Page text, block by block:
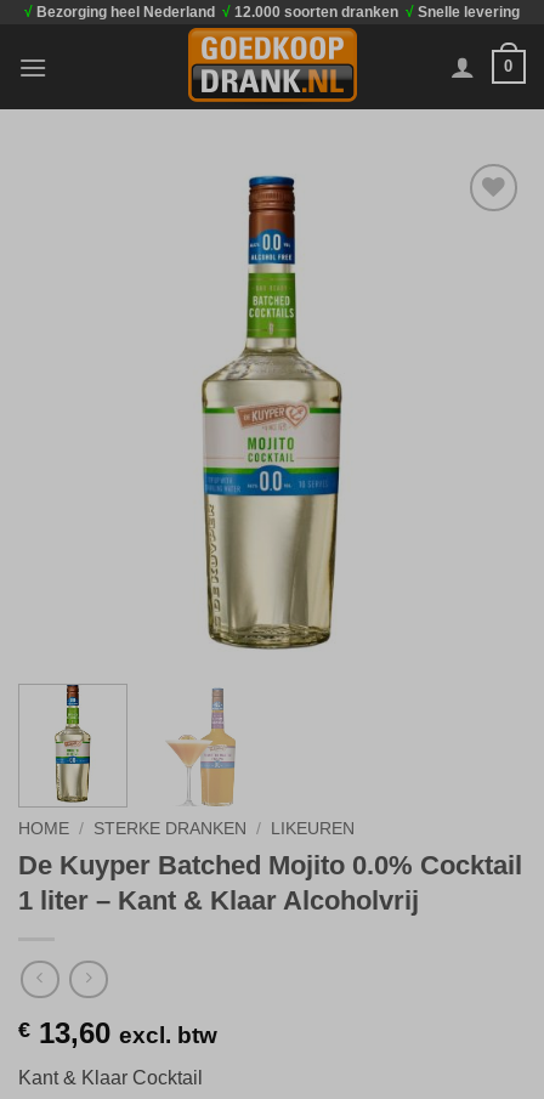
inhoud
√ Bezorging heel Nederland √ 12.000 soorten dranken √ Snelle levering
0
HOME / STERKE DRANKEN / LIKEUREN
De Kuyper Batched Mojito 0.0% Cocktail
1 liter – Kant & Klaar Alcoholvrij
€ 13,60 excl. btw
Kant & Klaar Cocktail